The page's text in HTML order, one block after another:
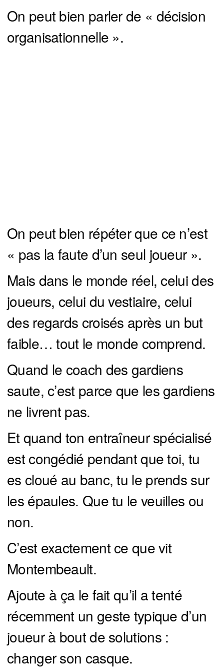
On peut bien parler de « décision
organisationnelle ».
On peut bien répéter que ce n’est
« pas la faute d’un seul joueur ».
Mais dans le monde réel, celui des
joueurs, celui du vestiaire, celui
des regards croisés après un but
faible… tout le monde comprend.
Quand le coach des gardiens
saute, c’est parce que les gardiens
ne livrent pas.
Et quand ton entraîneur spécialisé
est congédié pendant que toi, tu
es cloué au banc, tu le prends sur
les épaules. Que tu le veuilles ou
non.
C’est exactement ce que vit
Montembeault.
Ajoute à ça le fait qu’il a tenté
récemment un geste typique d’un
joueur à bout de solutions :
changer son casque.